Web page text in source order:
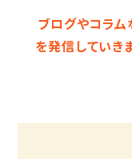
ブログやコラム
を発信していき